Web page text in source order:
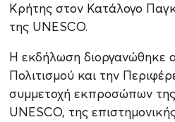
Κρήτης στον Κατάλογο
της UNESCO.
Η εκδήλωση διοργανώθηκε
Πολιτισμού και την
συμμετοχή εκπροσώπων της
UNESCO, της